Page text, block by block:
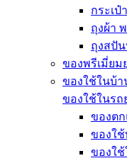
กระเป๋
ถุงผ้า
ถุงสปั
ของพรีเมี่ยม
ของใช้ในบ้
ของใช้ในรถ
ของตก
ของใช้
ของใช้